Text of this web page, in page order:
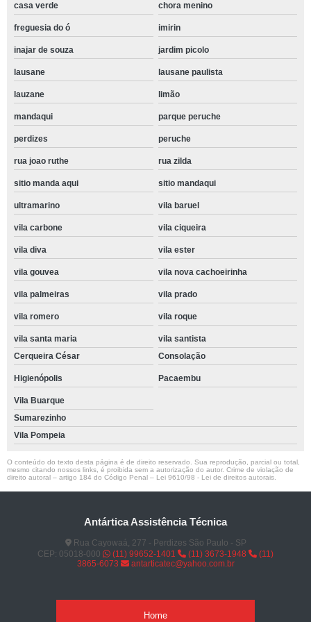
casa verde chora menino
freguesia do ó imirin
inajar de souza jardim picolo
lausane lausane paulista
lauzane limão
mandaqui parque peruche
perdizes peruche
rua joao ruthe rua zilda
sitio manda aqui sitio mandaqui
ultramarino vila baruel
vila carbone vila ciqueira
vila diva vila ester
vila gouvea vila nova cachoeirinha
vila palmeiras vila prado
vila romero vila roque
vila santa maria
vila santista
Cerqueira César
Consolação
Higienópolis Pacaembu
Vila Buarque
Sumarezinho
Vila Pompeia
O conteúdo do texto desta página é de direito reservado. Sua reprodução, parcial ou total,
mesmo citando nossos links, é proibida sem a autorização do autor. Crime de violação de
direito autoral – artigo 184 do Código Penal – Lei 9610/98 - Lei de direitos autorais
Antártica Assistência Técnica
Rua Cayowaá, 277 - Perdizes São Paulo - SP
CEP: 05018-000
(11) 99652-1401 (11) 3673-1948
(11)
3865-6073
antarticatec@yahoo.com.br
Home